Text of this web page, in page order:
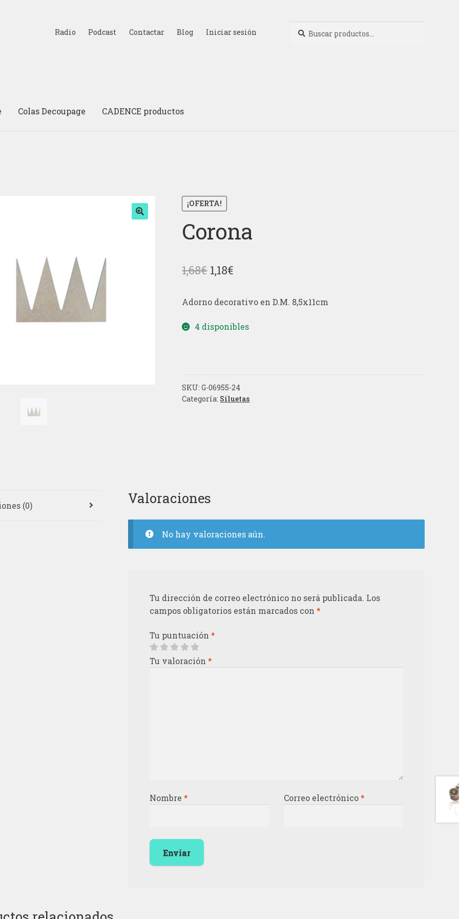
Radio Podcast Contactar Blog Iniciar sesión
por:
Colas Decoupage CADENCE productos
¡OFERTA!
Corona
1,68€ El
original
era:
1,18€
actual
es:
Adorno decorativo en D.M. 8,5x11cm
4 disponibles
SKU:G-06955-24
Categoría: Siluetas
(0) Valoraciones
No hay valoraciones aún.
Tu dirección de correo electrónico no será publicada. Los
campos obligatorios están marcados con*
Tu puntuación*
Tu valoración*
Nombre* Correo electrónico*